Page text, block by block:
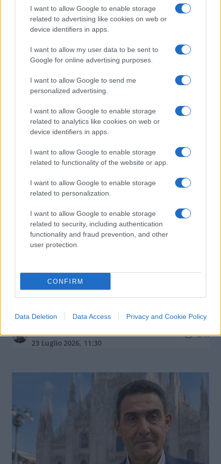
I want to allow Google to enable storage
related to advertising like cookies on web or
device identifiers in apps.
I want to allow my user data to be sent to
Google for online advertising purposes.
I want to allow Google to send me
personalized advertising.
I want to allow Google to enable storage
related to analytics like cookies on web or
device identifiers in apps.
I want to allow Google to enable storage
related to functionality of the website or app.
I want to allow Google to enable storage
related to personalization.
I want to allow Google to enable storage
related to security, including authentication
functionality and fraud prevention, and other
user protection.
CONFIRM
Data Deletion Data Access Privacy and Cookie Policy
Milano, Forza Italia e la doccia
fredda di Bernardo. De Chirico: “Il
partito faccia autocritica”
diAndrea Parrino
24 Luglio 2026, 11:04
Meloni cambia tutto, Vannacci
rilancia: la guerra delle preferenze è
diSalvatore Di Bartolo
23 Luglio 2026, 11:30
5.4k